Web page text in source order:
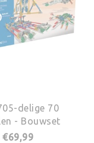
delige 70
- Bouwset
€69,99